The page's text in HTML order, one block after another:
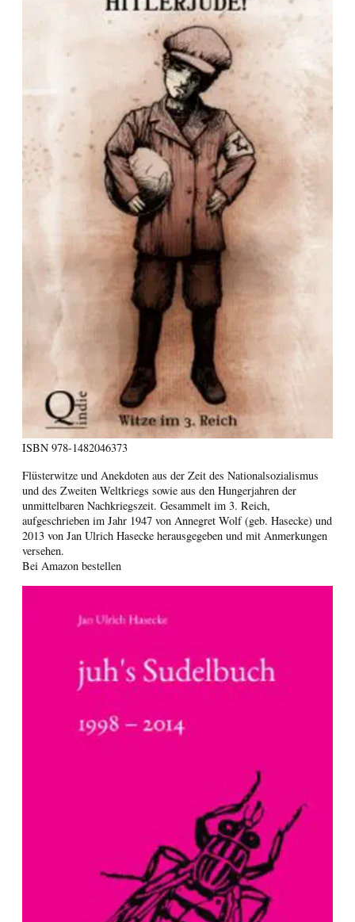
ISBN 978-1482046373
Flüsterwitze und Anekdoten aus der Zeit des Nationalsozialismus
und des Zweiten Weltkriegs sowie aus den Hungerjahren der
unmittelbaren Nachkriegszeit. Gesammelt im 3. Reich,
aufgeschrieben im Jahr 1947 von Annegret Wolf (geb. Hasecke) und
2013 von Jan Ulrich Hasecke herausgegeben und mit Anmerkungen
versehen.
Bei Amazon bestellen